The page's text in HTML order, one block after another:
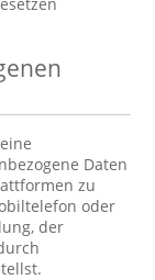
Daten
zu
oder
der